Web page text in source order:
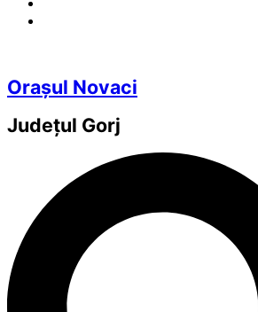
Orașul Novaci
Județul Gorj